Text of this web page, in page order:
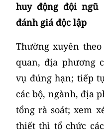
huy động đội ngũ
đánh giá độc lập
Thường xuyên
quan, địa phương
vụ đúng hạn; tiếp
các bộ, ngành, địa
tổng rà soát; xem
thiết thì tổ chức